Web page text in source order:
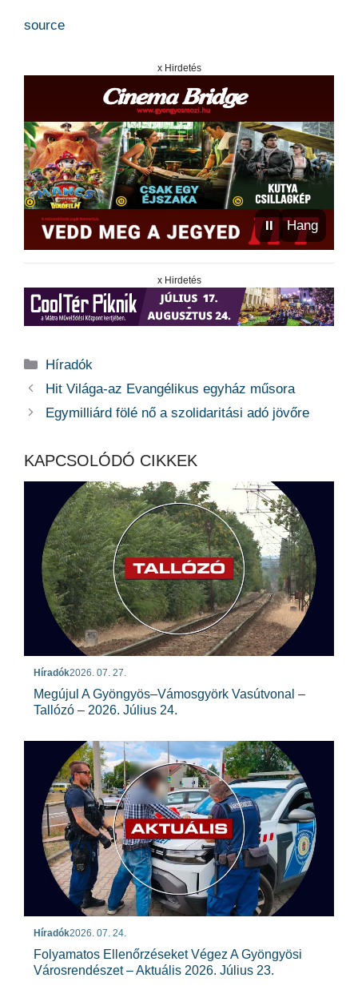
source
x Hirdetés
⏸ Hang
x Hirdetés
Kategória
Híradók
Hit Világa-az Evangélikus egyház műsora
Egymilliárd fölé nő a szolidaritási adó jövőre
KAPCSOLÓDÓ CIKKEK
Híradók2026. 07. 27.
Megújul A Gyöngyös–Vámosgyörk Vasútvonal –
Tallózó – 2026. Július 24.
Híradók2026. 07. 24.
Folyamatos Ellenőrzéseket Végez A Gyöngyösi
Városrendészet – Aktuális 2026. Július 23.